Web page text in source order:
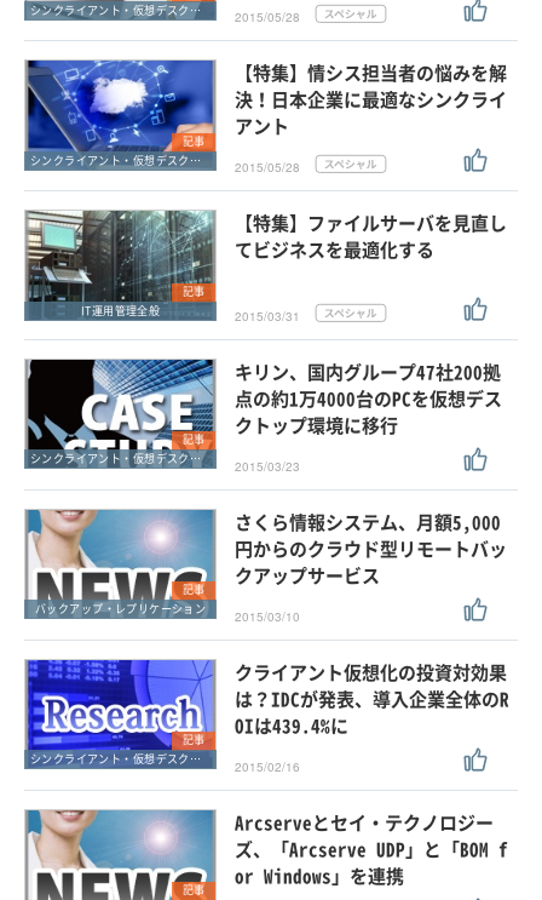
シンクライアント・仮想デスクトップ
2015/05/28
記事
シンクライアント・仮想デスクトップ
【特集】情シス担当者の悩みを解
決！日本企業に最適なシンクライ
アント
2015/05/28
記事
IT運用管理全般
【特集】ファイルサーバを見直し
てビジネスを最適化する
2015/03/31
記事
シンクライアント・仮想デスクトップ
キリン、国内グループ47社200拠
点の約1万4000台のPCを仮想デス
クトップ環境に移行
2015/03/23
記事
バックアップ・レプリケーション
さくら情報システム、月額5,000
円からのクラウド型リモートバッ
クアップサービス
2015/03/10
記事
シンクライアント・仮想デスクトップ
クライアント仮想化の投資対効果
は？IDCが発表、導入企業全体のR
OIは439.4%に
2015/02/16
記事
Arcserveとセイ・テクノロジー
ズ、「Arcserve UDP」と「BOM f
or Windows」を連携